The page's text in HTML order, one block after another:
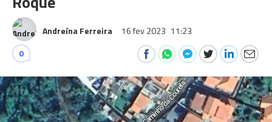
Andreína Ferreira 16 fev 2023 11:23
0